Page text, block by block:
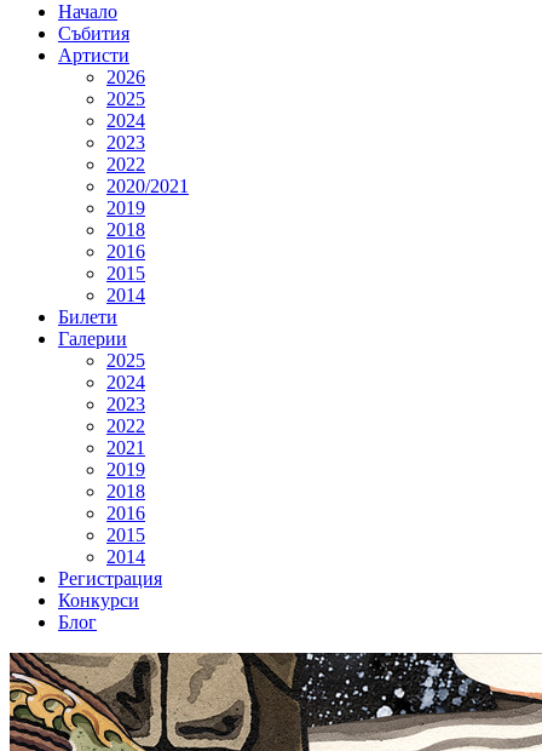
Начало
Събития
Артисти
2026
2025
2024
2023
2022
2020/2021
2019
2018
2016
2015
2014
Билети
Галерии
2025
2024
2023
2022
2021
2019
2018
2016
2015
2014
Регистрация
Конкурси
Блог